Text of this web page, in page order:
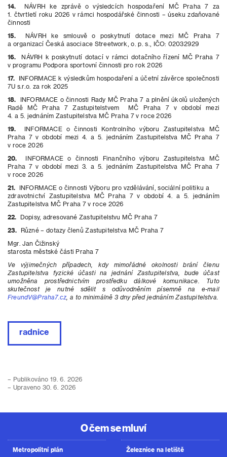
14.
NÁVRH ke zprávě o výsledcích hospodaření MČ Praha 7 za
1. čtvrtletí roku 2026 v rámci hospodářské činnosti – úseku zdaňované
činnosti
15.
NÁVRH ke smlouvě o poskytnutí dotace mezi MČ Praha 7
a organizací Česká asociace Streetwork, o. p. s., IČO: 02032929
16. NÁVRH k poskytnutí dotací v rámci dotačního řízení MČ Praha 7
v programu Podpora sportovní činnosti pro rok 2026
17.
INFORMACE k výsledkům hospodaření a účetní závěrce společnosti
7U s.r.o. za rok 2025
18.
INFORMACE o činnosti Rady MČ Praha 7 a plnění úkolů uložených
Radě MČ Praha 7 Zastupitelstvem MČ Praha 7 v období mezi
4. a 5. jednáním Zastupitelstva MČ Praha 7 v roce 2026
19.
INFORMACE o činnosti Kontrolního výboru Zastupitelstva MČ
Praha 7 v období mezi 4. a 5. jednáním Zastupitelstva MČ Praha 7
v roce 2026
20.
INFORMACE o činnosti Finančního výboru Zastupitelstva MČ
Praha 7 v období mezi 3. a 5. jednáním Zastupitelstva MČ Praha 7
v roce 2026
21.
INFORMACE o činnosti Výboru pro vzdělávání, sociální politiku a
zdravotnictví Zastupitelstva MČ Praha 7 v období 4. a 5. jednáním
Zastupitelstva MČ Praha 7 v roce 2026
22.
Dopisy, adresované Zastupitelstvu MČ Praha 7
23. Různé – dotazy členů Zastupitelstva MČ Praha 7
Mgr. Jan Čižinský
starosta městské části Praha 7
Ve výjimečných případech, kdy mimořádné okolnosti brání členu
Zastupitelstva fyzické účasti na jednání Zastupitelstva, bude účast
umožněna prostřednictvím prostředku dálkové komunikace. Tuto
skutečnost je nutné sdělit s odůvodněním písemně na e-mail
FreundV@Praha7.cz , a to minimálně 3 dny před jednáním Zastupitelstva.
radnice
– Publikováno 19. 6. 2026
– Upraveno 30. 6. 2026
O čem se mluví
Metropolitní plán Železnice na letiště